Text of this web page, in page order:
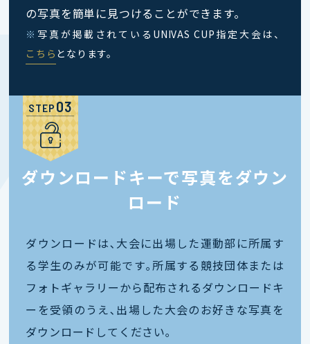
の写真を簡単に見つけることができます。
※ 写真が掲載されているUNIVAS CUP指定大会は、
こちら となります。
STEP
ダウンロードキーで写真をダウン
ロード
ダウンロードは､大会に出場した運動部に所属す
る学生のみが可能です｡所属する競技団体または
フォトギャラリーから配布されるダウンロードキ
ーを受領のうえ､出場した大会のお好きな写真を
ダウンロードしてください｡